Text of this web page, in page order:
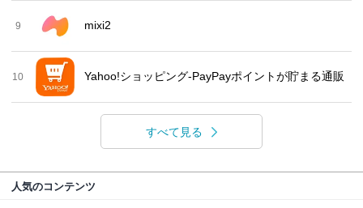
9 mixi2
10 Yahoo!ショッピング-PayPayポイントが貯まる通販
すべて見る
人気のコンテンツ